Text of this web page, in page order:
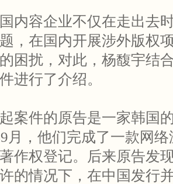
容企业不仅在走出去时
，在国内开展涉外版权
困扰，对此，杨馥宇结
进行了介绍。
件的原告是一家韩国的
月，他们完成了一款网
作权登记。后来原告发
的情况下，在中国发行